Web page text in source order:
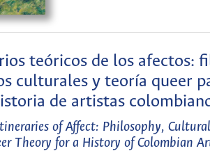
teóricos de los afectos:
culturales y teoría queer
de artistas
of Affect: Philosophy,
Theory for a History of Colombian